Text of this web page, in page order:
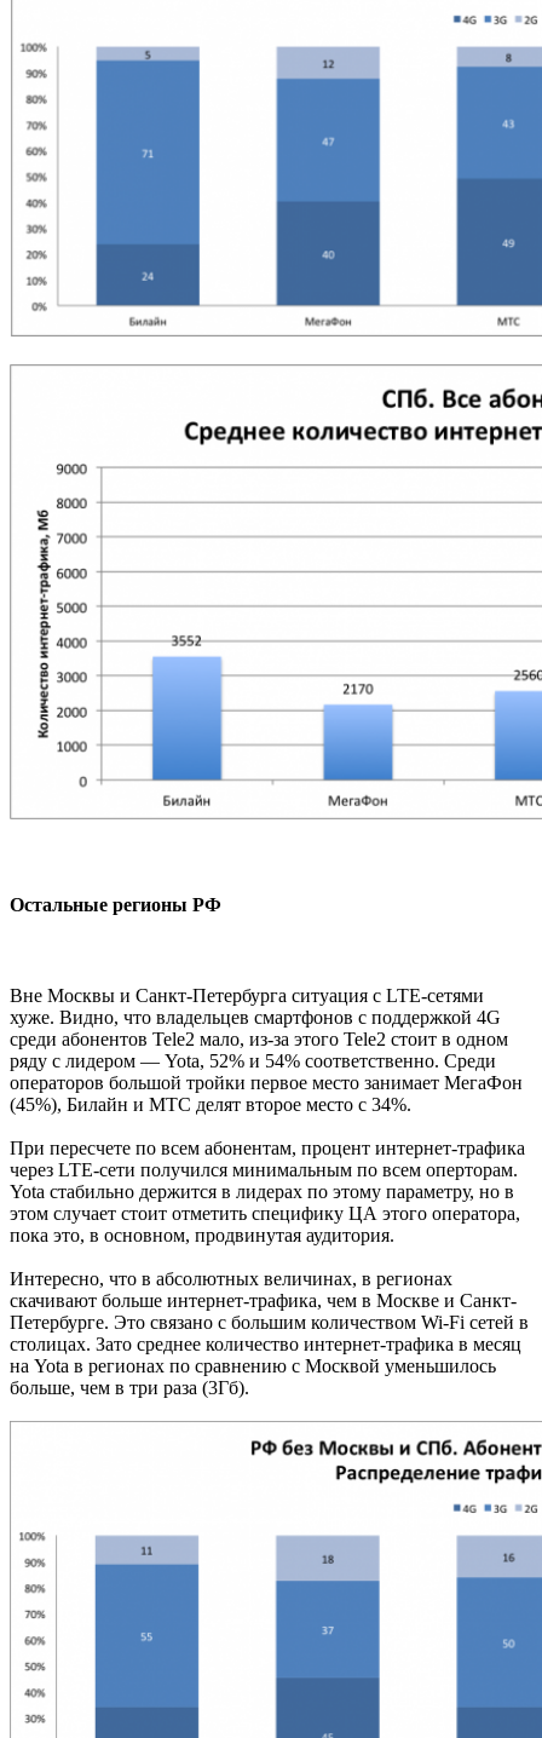
Остальные регионы РФ
Вне Москвы и Санкт-Петербурга ситуация с LTE-сетями
хуже. Видно, что владельцев смартфонов с поддержкой 4G
среди абонентов Tele2 мало, из-за этого Tele2 стоит в одном
ряду с лидером — Yota, 52% и 54% соответственно. Среди
операторов большой тройки первое место занимает МегаФон
(45%), Билайн и МТС делят второе место с 34%.
При пересчете по всем абонентам, процент интернет-трафика
через LTE-сети получился минимальным по всем оперторам.
Yota стабильно держится в лидерах по этому параметру, но в
этом случает стоит отметить специфику ЦА этого оператора,
пока это, в основном, продвинутая аудитория.
Интересно, что в абсолютных величинах, в регионах
скачивают больше интернет-трафика, чем в Москве и Санкт-
Петербурге. Это связано с большим количеством Wi-Fi сетей в
столицах. Зато среднее количество интернет-трафика в месяц
на Yota в регионах по сравнению с Москвой уменьшилось
больше, чем в три раза (3Гб).